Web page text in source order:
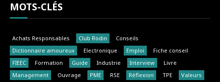
MOTS-CLÉS
Achats Responsables Club Rodin
Conseils
Dictionnaire amoureux
Electronique Emploi
Fiche conseil
FIEEC
Formation Guide Industrie Interview
Livre
Management
Ouvrage PME RSE Réflexion TPE Valeurs